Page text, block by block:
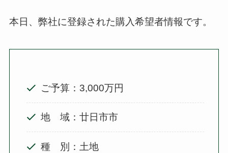
本日、弊社に登録された購入希望者情報です。
ご予算：3,000万円
地 域：廿日市市
種 別：土地